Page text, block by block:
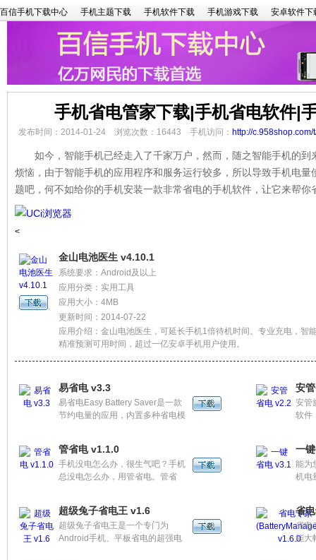
百信手机下载中心 手机主题下载 手机软件下载 手机游戏下载 安卓软件下
手机省电管家下载|手机省电软件|
发布时间：2014-01-24 浏览次数：16443 手机访问： http://c.958shop.com/
如今，智能手机已经走入了千家万户，然而，随之智能手机的到
烦恼，由于智能手机的应用程序和服务运行较多，所以导致手机电
题吧，何不如给你的手机安装一款非常省电的手机软件，让它来帮你
<
金山电池医生 v4.10.1
系统要求：Android及以上
应用分类：实用工具
应用大小：4MB
更新时间：2014-07-22
应用介绍：金山电池医生，可延长手机1倍待机时间。专业充电，智
精准预测可用时间，超过一亿安卓手机用户使用。
易省电 v3.3
易省电Easy Battery Saver是一款
节约电量的应用，内置多种省电模
安
安管
软件
电
实用
情况
管省电 v1.1.0
手机没电怎么办，很生气吧？手机
总没电怎么办，用管省电。管省
手机续航时间，包括一键节电、耗
电项快捷开关、预计可用时间、健
康充电、电池保养、耗电统计、省
一
能为
机电
GPS
音、
超级兔子省电王 v1.6
超级兔子省电王是一个专门为
Android手机、平板省电的超强电
省
省电
能大